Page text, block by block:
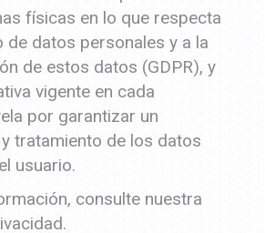
físicas en lo que respecta
de datos personales y a la
de estos datos (GDPR), y
vigente en cada
por garantizar un
tratamiento de los datos
usuario.
consulte nuestra